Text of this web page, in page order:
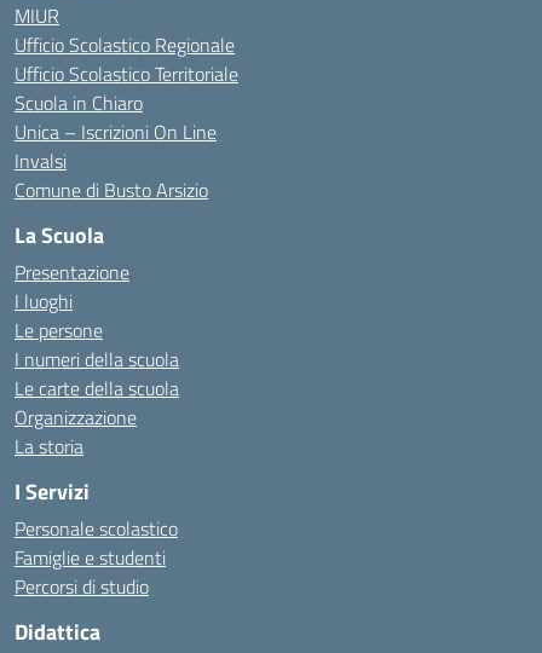
MIUR
Ufficio Scolastico Regionale
Ufficio Scolastico Territoriale
Scuola in Chiaro
Unica – Iscrizioni On Line
Invalsi
Comune di Busto Arsizio
La Scuola
Presentazione
I luoghi
Le persone
I numeri della scuola
Le carte della scuola
Organizzazione
La storia
I Servizi
Personale scolastico
Famiglie e studenti
Percorsi di studio
Didattica